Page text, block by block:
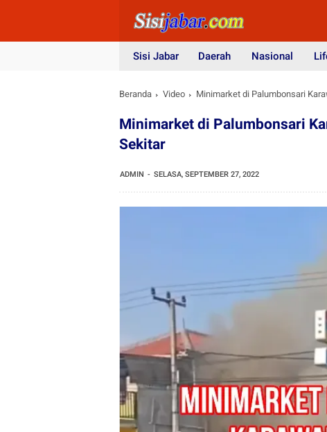
Sisi Jabar Daerah Nasional
Beranda Video Minimarket di Palumbonsari
Minimarket di Palumbonsari
Sekitar
ADMIN SELASA, SEPTEMBER 27, 2022